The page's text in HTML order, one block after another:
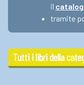
il
tramite
Tutti i libri della